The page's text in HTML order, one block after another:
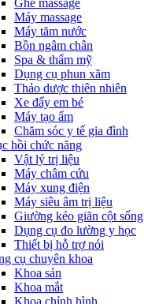
Ghế massage
Máy massage
Máy tăm nước
Bồn ngâm chân
Spa & thẩm mỹ
Dụng cụ phun xăm
Thảo dược thiên nhiên
Xe đẩy em bé
Máy tạo ẩm
Chăm sóc y tế gia đình
hồi chức năng
Vật lý trị liệu
Máy châm cứu
Máy xung điện
Máy siêu âm trị liệu
Giường kéo giãn cột sống
Dụng cụ đo lường y học
Thiết bị hỗ trợ nói
cụ chuyên khoa
Khoa sản
Khoa mắt
Khoa chỉnh hình